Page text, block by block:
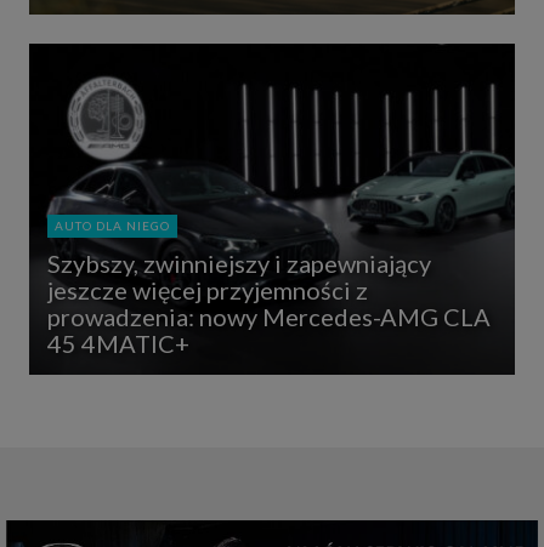
AUTO DLA NIEGO
Szybszy, zwinniejszy i zapewniający
jeszcze więcej przyjemności z
prowadzenia: nowy Mercedes-AMG CLA
45 4MATIC+